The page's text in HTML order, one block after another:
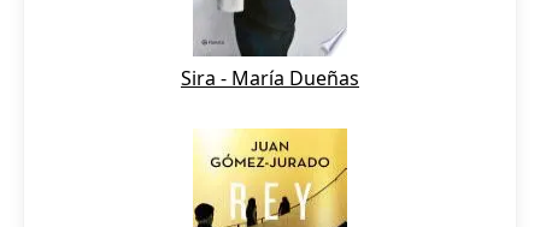
Sira - María Dueñas